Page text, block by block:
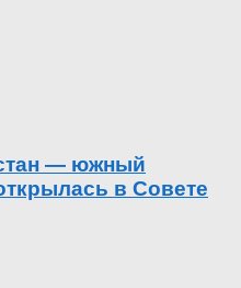
— южный
в Совете